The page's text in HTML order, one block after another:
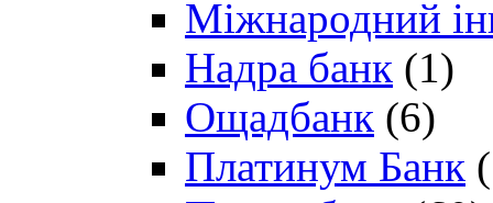
Міжнародний
Надра банк (1)
Ощадбанк (6)
Платинум Банк